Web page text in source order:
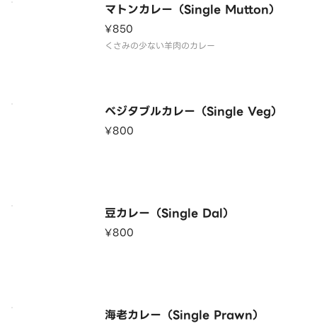
マトンカレー（Single Mutton）
¥850
くさみの少ない羊肉のカレー
ベジタブルカレー（Single Veg）
¥800
豆カレー（Single Dal）
¥800
海老カレー（Single Prawn）